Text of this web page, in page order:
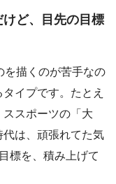
ど、目先の目標
を描くのが苦手なの
イプです。たとえ
スポーツの「大
は、頑張れてた気
標を、積み上げて